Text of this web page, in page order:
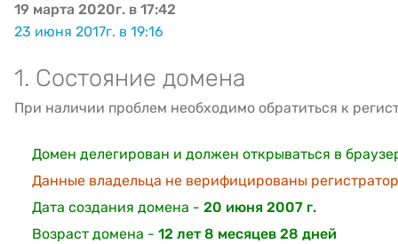
19 марта 2020г. в 17:42
23 июня 2017г. в 19:16
1. Состояние домена
При наличии проблем необходимо обратиться к
Домен делегирован и должен открываться в
Данные владельца не верифицированы
Дата создания домена - 20 июня 2007 г.
Возраст домена - 12 лет 8 месяцев 28 дней